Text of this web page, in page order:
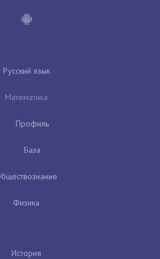
Русский язык
Математика
Профиль
База
Физика
История